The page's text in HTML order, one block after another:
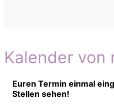
Kalender von
Euren Termin einmal
Stellen sehen!